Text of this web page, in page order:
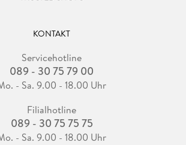
KONTAKT
Servicehotline
089 - 30 75 79 00
- Sa. 9.00 - 18.00 Uhr
Filialhotline
089 - 30 75 75 75
- Sa. 9.00 - 18.00 Uhr